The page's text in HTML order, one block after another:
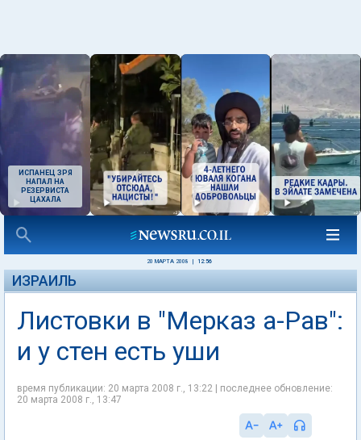
ИСПАНЕЦ ЗРЯ
НАПАЛ НА
РЕЗЕРВИСТА
ЦАХАЛА
20 МАРТА 2008 12:56
ИЗРАИЛЬ
Листовки в "Мерказ а-Рав":
и у стен есть уши
время публикации: 20 марта 2008 г., 13:22 | последнее обновление:
20 марта 2008 г., 13:47